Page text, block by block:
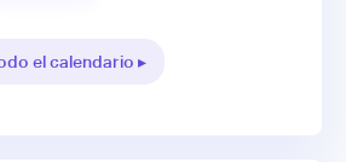
el calendario ▸